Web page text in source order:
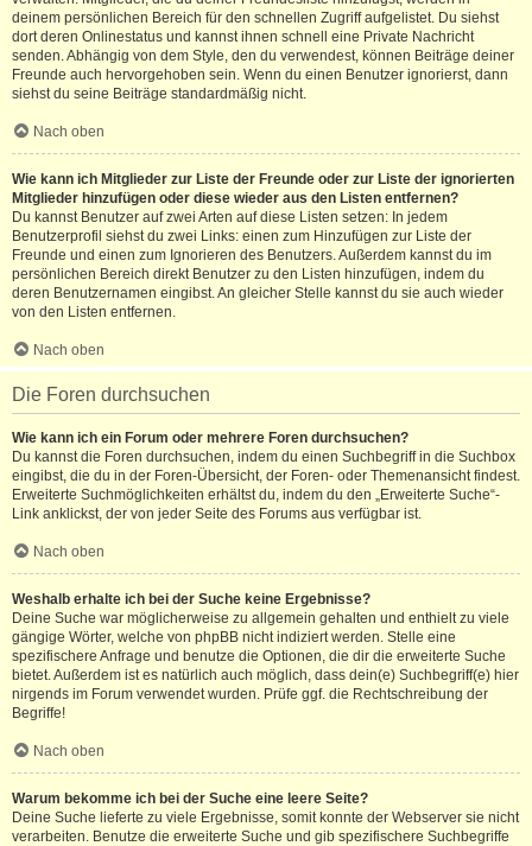
deinem persönlichen Bereich für den schnellen Zugriff aufgelistet. Du siehst
dort deren Onlinestatus und kannst ihnen schnell eine Private Nachricht
senden. Abhängig von dem Style, den du verwendest, können Beiträge deiner
Freunde auch hervorgehoben sein. Wenn du einen Benutzer ignorierst, dann
siehst du seine Beiträge standardmäßig nicht.
Nach oben
Wie kann ich Mitglieder zur Liste der Freunde oder zur Liste der ignorierten
Mitglieder hinzufügen oder diese wieder aus den Listen entfernen?
Du kannst Benutzer auf zwei Arten auf diese Listen setzen: In jedem
Benutzerprofil siehst du zwei Links: einen zum Hinzufügen zur Liste der
Freunde und einen zum Ignorieren des Benutzers. Außerdem kannst du im
persönlichen Bereich direkt Benutzer zu den Listen hinzufügen, indem du
deren Benutzernamen eingibst. An gleicher Stelle kannst du sie auch wieder
von den Listen entfernen.
Nach oben
Die Foren durchsuchen
Wie kann ich ein Forum oder mehrere Foren durchsuchen?
Du kannst die Foren durchsuchen, indem du einen Suchbegriff in die Suchbox
eingibst, die du in der Foren-Übersicht, der Foren- oder Themenansicht findest.
Erweiterte Suchmöglichkeiten erhältst du, indem du den „Erweiterte Suche“-
Link anklickst, der von jeder Seite des Forums aus verfügbar ist.
Nach oben
Weshalb erhalte ich bei der Suche keine Ergebnisse?
Deine Suche war möglicherweise zu allgemein gehalten und enthielt zu viele
gängige Wörter, welche von phpBB nicht indiziert werden. Stelle eine
spezifischere Anfrage und benutze die Optionen, die dir die erweiterte Suche
bietet. Außerdem ist es natürlich auch möglich, dass dein(e) Suchbegriff(e) hier
nirgends im Forum verwendet wurden. Prüfe ggf. die Rechtschreibung der
Begriffe!
Nach oben
Warum bekomme ich bei der Suche eine leere Seite?
Deine Suche lieferte zu viele Ergebnisse, somit konnte der Webserver sie nicht
verarbeiten. Benutze die erweiterte Suche und gib spezifischere Suchbegriffe